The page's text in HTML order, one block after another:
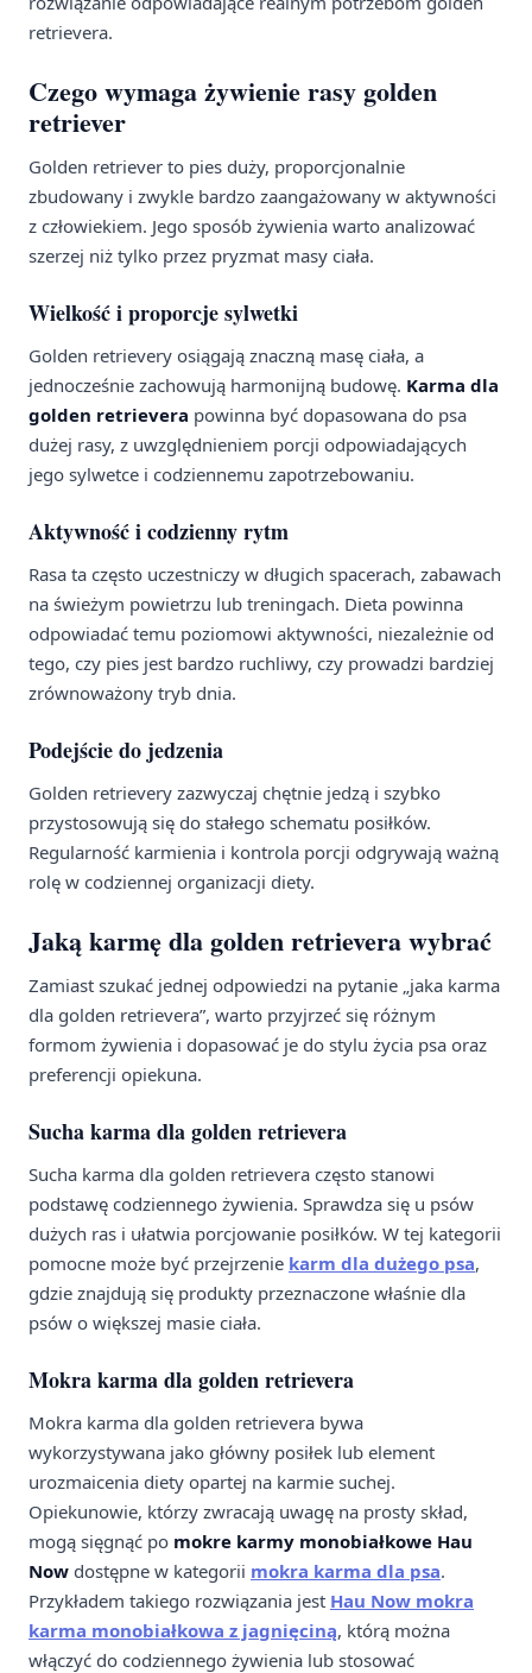
retrievera.
Czego wymaga żywienie rasy golden
retriever
Golden retriever to pies duży, proporcjonalnie
zbudowany i zwykle bardzo zaangażowany w aktywności
z człowiekiem. Jego sposób żywienia warto analizować
szerzej niż tylko przez pryzmat masy ciała.
Wielkość i proporcje sylwetki
Golden retrievery osiągają znaczną masę ciała, a
jednocześnie zachowują harmonijną budowę. Karma dla
golden retrievera powinna być dopasowana do psa
dużej rasy, z uwzględnieniem porcji odpowiadających
jego sylwetce i codziennemu zapotrzebowaniu.
Aktywność i codzienny rytm
Rasa ta często uczestniczy w długich spacerach, zabawach
na świeżym powietrzu lub treningach. Dieta powinna
odpowiadać temu poziomowi aktywności, niezależnie od
tego, czy pies jest bardzo ruchliwy, czy prowadzi bardziej
zrównoważony tryb dnia.
Podejście do jedzenia
Golden retrievery zazwyczaj chętnie jedzą i szybko
przystosowują się do stałego schematu posiłków.
Regularność karmienia i kontrola porcji odgrywają ważną
rolę w codziennej organizacji diety.
Jaką karmę dla golden retrievera wybrać
Zamiast szukać jednej odpowiedzi na pytanie „jaka karma
dla golden retrievera”, warto przyjrzeć się różnym
formom żywienia i dopasować je do stylu życia psa oraz
preferencji opiekuna.
Sucha karma dla golden retrievera
Sucha karma dla golden retrievera często stanowi
podstawę codziennego żywienia. Sprawdza się u psów
dużych ras i ułatwia porcjowanie posiłków. W tej kategorii
pomocne może być przejrzenie karm dla dużego psa,
gdzie znajdują się produkty przeznaczone właśnie dla
psów o większej masie ciała.
Mokra karma dla golden retrievera
Mokra karma dla golden retrievera bywa
wykorzystywana jako główny posiłek lub element
urozmaicenia diety opartej na karmie suchej.
Opiekunowie, którzy zwracają uwagę na prosty skład,
mogą sięgnąć po mokre karmy monobiałkowe Hau
Now dostępne w kategorii mokra karma dla psa.
Przykładem takiego rozwiązania jest Hau Now mokra
karma monobiałkowa z jagnięciną, którą można
włączyć do codziennego żywienia lub stosować